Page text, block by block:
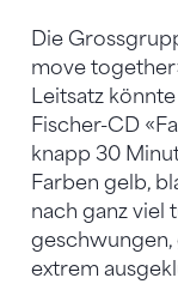
Die
move
Leitsatz
Fischer-CD
knapp 30
Farben gelb,
nach ganz viel
extrem